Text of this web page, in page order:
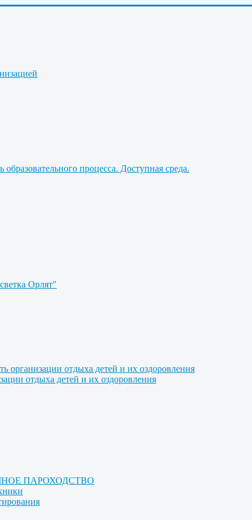
процесса. Доступная среда.
Орлят"
организации отдыха детей и их оздоровления
отдыха детей и их оздоровления
ПАРОХОДСТВО